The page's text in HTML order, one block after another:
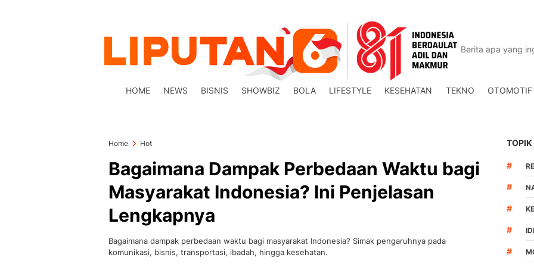
HOME NEWS BISNIS SHOWBIZ BOLA LIFESTYLE KESEHATAN TEKNO OTOMOTIF
Home Hot
Bagaimana Dampak Perbedaan Waktu bagi
Masyarakat Indonesia? Ini Penjelasan
Lengkapnya
Bagaimana dampak perbedaan waktu bagi masyarakat Indonesia? Simak pengaruhnya pada
komunikasi, bisnis, transportasi, ibadah, hingga kesehatan.
TOPIK
#
#
#
#
#